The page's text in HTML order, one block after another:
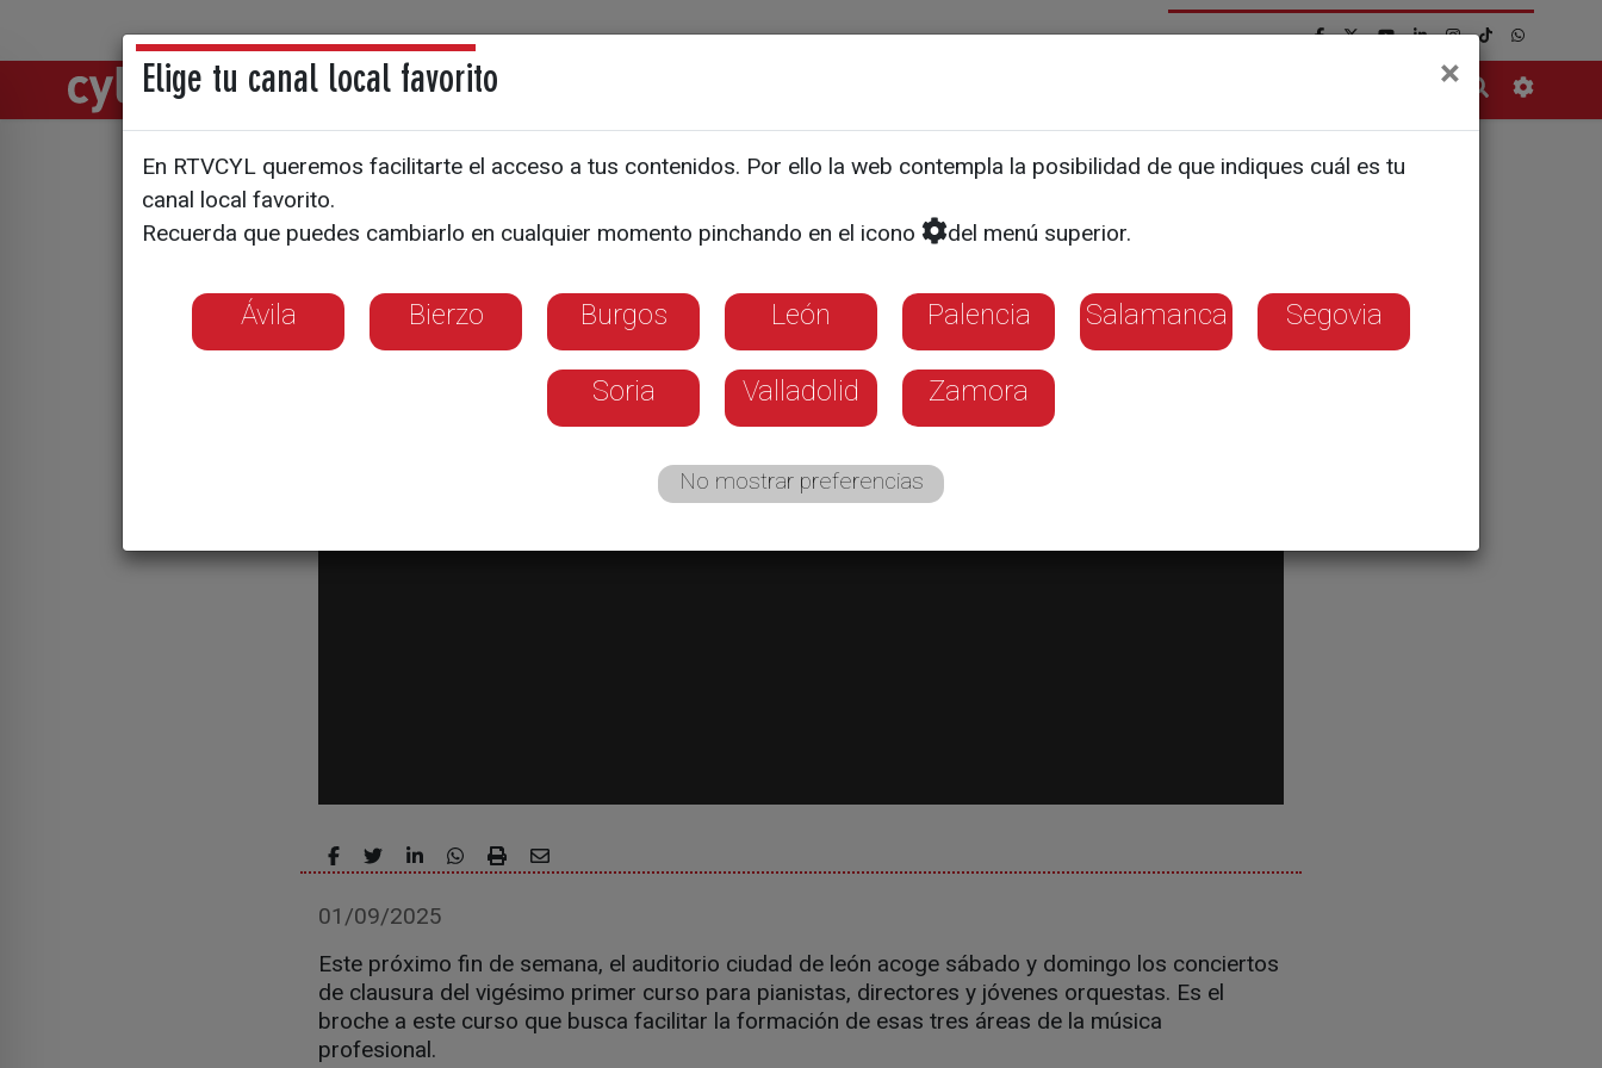
Directos Noticias
Curso a tres para conectar formaciones
01/09/2025
Este próximo fin de semana, el auditorio ciudad de león acoge sábado y domingo los conciertos
de clausura del vigésimo primer curso para pianistas, directores y jóvenes orquestas. Es el
broche a este curso que busca facilitar la formación de esas tres áreas de la música
profesional.
Elige tu canal local favorito ×
En RTVCYL queremos facilitarte el acceso a tus contenidos. Por ello la web contempla la posibilidad de que indiques cuál es tu
canal local favorito.
Recuerda que puedes cambiarlo en cualquier momento pinchando en el icono
del menú superior.
Ávila Bierzo Burgos León Palencia Salamanca Segovia
Soria Valladolid Zamora
No mostrar preferencias